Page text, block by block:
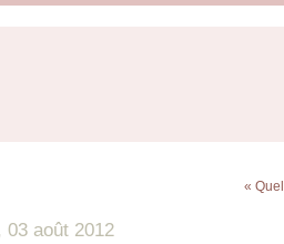
«
03 août 2012